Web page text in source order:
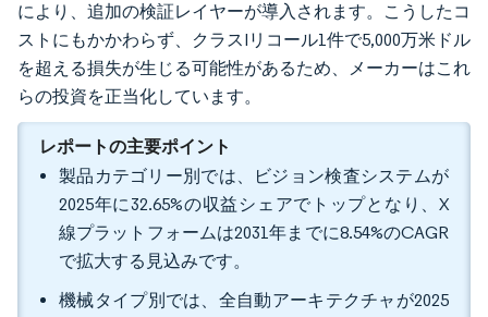
により、追加の検証レイヤーが導入されます。こうしたコ
ストにもかかわらず、クラスIリコール1件で5,000万米ドル
を超える損失が生じる可能性があるため、メーカーはこれ
らの投資を正当化しています。
レポートの主要ポイント
製品カテゴリー別では、ビジョン検査システムが
2025年に32.65%の収益シェアでトップとなり、X
線プラットフォームは2031年までに8.54%のCAGR
で拡大する見込みです。
機械タイプ別では、全自動アーキテクチャが2025